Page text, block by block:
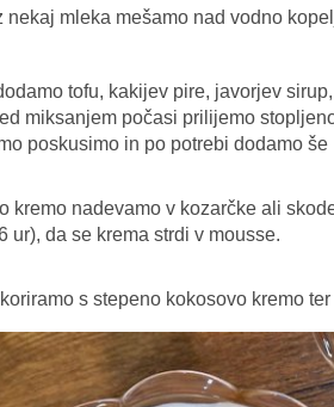
nekaj mleka mešamo nad vodno
tofu, kakijev pire, javorjev
miksanjem počasi prilijemo
poskusimo in po potrebi dodamo
kremo nadevamo v kozarčke ali
ur), da se krema strdi v mousse.
s stepeno kokosovo kremo